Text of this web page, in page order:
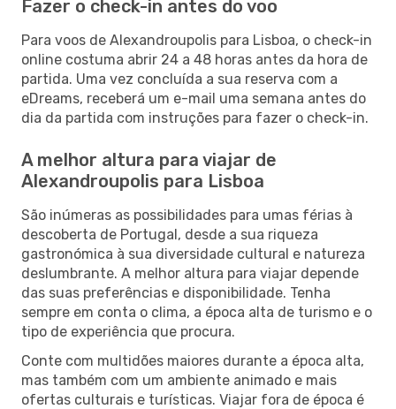
Fazer o check-in antes do voo
Para voos de Alexandroupolis para Lisboa, o check-in
online costuma abrir 24 a 48 horas antes da hora de
partida. Uma vez concluída a sua reserva com a
eDreams, receberá um e-mail uma semana antes do
dia da partida com instruções para fazer o check-in.
A melhor altura para viajar de
Alexandroupolis para Lisboa
São inúmeras as possibilidades para umas férias à
descoberta de Portugal, desde a sua riqueza
gastronómica à sua diversidade cultural e natureza
deslumbrante. A melhor altura para viajar depende
das suas preferências e disponibilidade. Tenha
sempre em conta o clima, a época alta de turismo e o
tipo de experiência que procura.
Conte com multidões maiores durante a época alta,
mas também com um ambiente animado e mais
ofertas culturais e turísticas. Viajar fora de época é